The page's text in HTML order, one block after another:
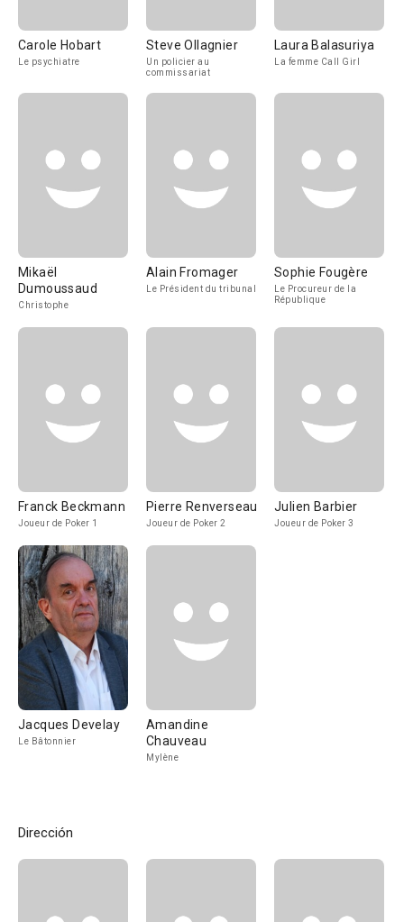
Carole Hobart
Le psychiatre
Steve Ollagnier
Un policier au
commissariat
Laura Balasuriya
La femme Call Girl
Mikaël
Dumoussaud
Christophe
Alain Fromager
Le Président du tribunal
Sophie Fougère
Le Procureur de la
République
Franck Beckmann
Joueur de Poker 1
Pierre Renverseau
Joueur de Poker 2
Julien Barbier
Joueur de Poker 3
Jacques Develay
Le Bâtonnier
Amandine
Chauveau
Mylène
Dirección